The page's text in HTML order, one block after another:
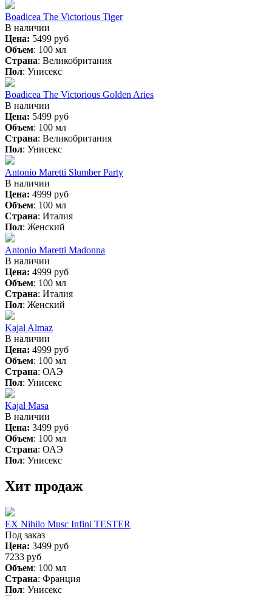
Boadicea The Victorious Tiger
В наличии
Цена: 5499 руб
Объем: 100 мл
Страна: Великобритания
Пол: Унисекс
Boadicea The Victorious Golden Aries
В наличии
Цена: 5499 руб
Объем: 100 мл
Страна: Великобритания
Пол: Унисекс
Antonio Maretti Slumber Party
В наличии
Цена: 4999 руб
Объем: 100 мл
Страна: Италия
Пол: Женский
Antonio Maretti Madonna
В наличии
Цена: 4999 руб
Объем: 100 мл
Страна: Италия
Пол: Женский
Kajal Almaz
В наличии
Цена: 4999 руб
Объем: 100 мл
Страна: ОАЭ
Пол: Унисекс
Kajal Masa
В наличии
Цена: 3499 руб
Объем: 100 мл
Страна: ОАЭ
Пол: Унисекс
Хит продаж
EX Nihilo Musc Infini TESTER
Под заказ
Цена: 3499 руб
7233 руб
Объем: 100 мл
Страна: Франция
Пол: Унисекс